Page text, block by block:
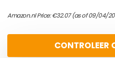
Amazon.nl Price:€32.07(as of 09/04/
CONTROLEER